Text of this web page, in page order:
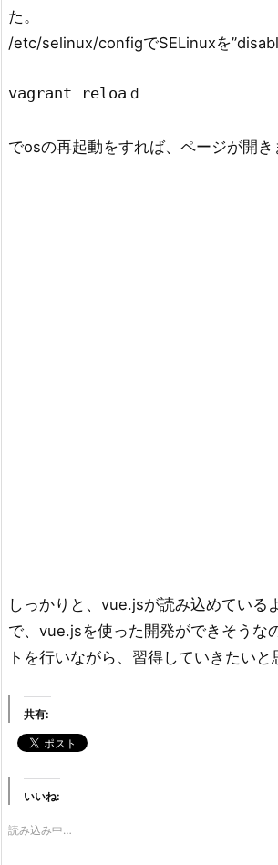
た。
/etc/selinux/configでSELinuxを
vagrant reloaｄ
でosの再起動をすれば、ページが開き
しっかりと、vue.jsが読み込めている
で、vue.jsを使った開発ができそうな
トを行いながら、習得していきたいと
共有:
いいね:
読み込み中…